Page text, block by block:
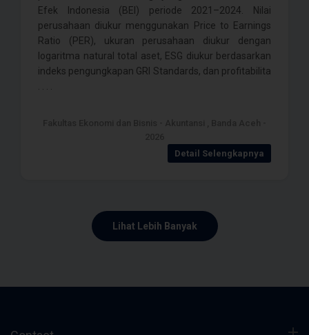
Efek Indonesia (BEI) periode 2021–2024. Nilai
perusahaan diukur menggunakan Price to Earnings
Ratio (PER), ukuran perusahaan diukur dengan
logaritma natural total aset, ESG diukur berdasarkan
indeks pengungkapan GRI Standards, dan profitabilita
Detail Selengkapnya
Lihat Lebih Banyak